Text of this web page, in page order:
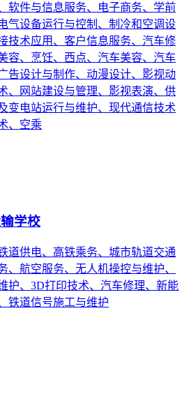
软件与信息服务、电子商务、学前
气设备运行与控制、制冷和空调设
技术应用、客户信息服务、汽车修
容、烹饪、西点、汽车美容、汽车
告设计与制作、动漫设计、影视动
、网站建设与管理、影视表演、供
变电站运行与维护、现代通信技术
、空乘
学校
道供电、高铁乘务、城市轨道交通
、航空服务、无人机操控与维护、
护、3D打印技术、汽车修理、新能
铁道信号施工与维护